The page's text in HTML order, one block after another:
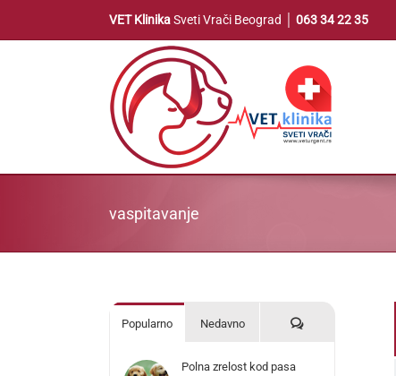
content
VET KlinikaSveti Vrači Beograd │ 063 34 22 35
vaspitavanje
Popularno Nedavno Komentari
Polna zrelost kod pasa